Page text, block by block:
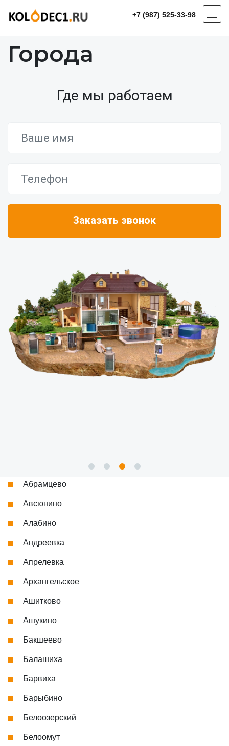
+7 (987) 525-33-98
Города
Где мы работаем
Абрамцево
Авсюнино
Алабино
Андреевка
Апрелевка
Архангельское
Ашитково
Ашукино
Бакшеево
Балашиха
Барвиха
Барыбино
Белоозерский
Белоомут